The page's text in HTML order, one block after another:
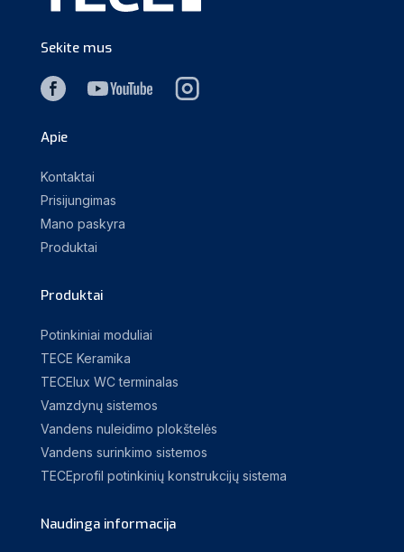
Sekite mus
Apie
Kontaktai
Prisijungimas
Mano paskyra
Produktai
Produktai
Potinkiniai moduliai
TECE Keramika
TECElux WC terminalas
Vamzdynų sistemos
Vandens nuleidimo plokštelės
Vandens surinkimo sistemos
TECEprofil potinkinių konstrukcijų sistema
Naudinga informacija